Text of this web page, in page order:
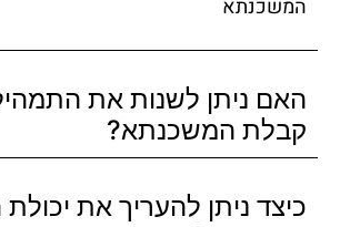
המשכנתא
האם ניתן לשנות את
קבלת המשכנתא?
כיצד ניתן להעריך את